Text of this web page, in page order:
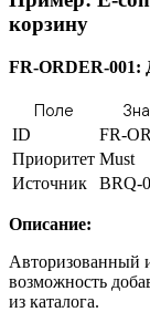
корзину
FR-ORDER-001:
Поле
ID
FR-
Приоритет Must
Источник
BRQ-
Описание:
Авторизованный
возможность
из каталога.